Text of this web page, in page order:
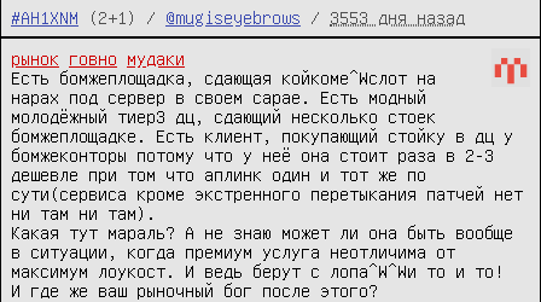
#AH1XNM
(2+1) / @mugiseyebrows / 3553 дня назад
рынок говно
мудаки
Есть бомжеплощадка, сдающая койкоме^Wслот на
нарах под сервер в своем сарае. Есть модный
молодёжный тиер3 дц, сдающий несколько стоек
бомжеплощадке. Есть клиент, покупающий стойку в дц у
бомжеконторы потому что у неё она стоит раза в 2-3
дешевле при том что аплинк один и тот же по
сути(сервиса кроме экстренного перетыкания патчей нет
ни там ни там).
Какая тут мараль? А не знаю может ли она быть вообще
в ситуации, когда премиум услуга неотличима от
максимум лоукост. И ведь берут с лопа^W^Wи то и то!
И где же ваш рыночный бог после этого?